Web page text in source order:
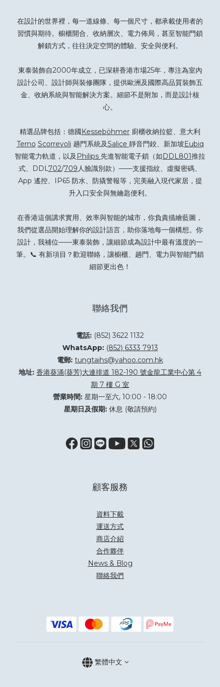
在設計的世界裡，每一道線條、每一個尺寸，都承載使用者的
習慣與期待。櫥櫃開合、收納層次、電力佈局，甚至智能門鎖
解鎖方式，往往決定空間的體驗、安全與便利。
東泰裝飾自2000年成立，已深耕香港市場25年，專注為室內
設計公司、設計師與裝修團隊，提供歐洲及國際高品質裝飾五
金、收納系統與智能解決方案。細節不是附加，而是設計核
心。
精選品牌包括：德國Kesseböhmer 廚櫃收納拉籃、意大利
Terno Scorrevoli 趟門系統及Salice 靜音門鉸、新加坡Eubiq
智能電力軌道，以及 Philips 先進智能電子鎖（如DDL801推拉
式、DDL702/709人臉識別款）——支援指紋、虛擬密碼、
App 遙控、IP65 防水、防撬警報等，完美融入現代家居，提
升入口安全與無鑰匙便利。
在香港這個講求實用、效率與智能的城市，你負責描繪藍圖，
我們從選品開始理解你的設計語言，助你落地每一個構想。你
設計，我補位——東泰裝飾，讓細節成為設計中最有溫度的一
筆。📞 有新項目？歡迎聯絡 ，讓櫥櫃、趟門、電力與智能門鎖
細節更出色！
聯絡我們
電話: (852) 3622 1132
WhatsApp: (852) 6333 7913
電郵: tungtaihs@yahoo.com.hk
地址: 香港葵涌(葵芳)大連排道 182-190 號金龍工業中心第 4
期 7 樓 G 室
營業時間: 星期一至六, 10:00 - 18:00
星期日及假期:休息 (敬請預約)
顧客服務
資料下載
運送方式
商店介紹
合作夥伴
News & Blog
聯絡我們
繁體中文